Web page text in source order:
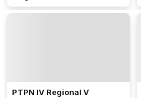
Pengerukan Diprioritaskan
PTPN IV Regional V